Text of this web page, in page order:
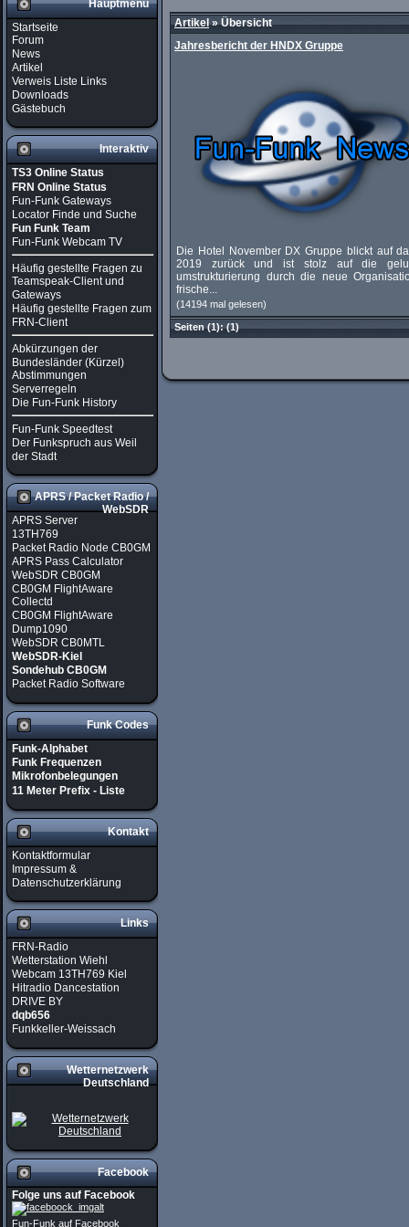
Hauptmenü
Startseite
Forum
News
Artikel
Verweis Liste Links
Downloads
Gästebuch
Interaktiv
TS3 Online Status
FRN Online Status
Fun-Funk Gateways
Locator Finde und Suche
Fun Funk Team
Fun-Funk Webcam TV
Häufig gestellte Fragen zu
Teamspeak-Client und
Gateways
Häufig gestellte Fragen zum
FRN-Client
Abkürzungen der
Bundesländer (Kürzel)
Abstimmungen
Serverregeln
Die Fun-Funk History
Fun-Funk Speedtest
Der Funkspruch aus Weil
der Stadt
APRS / Packet Radio /
WebSDR
APRS Server
13TH769
Packet Radio Node CB0GM
APRS Pass Calculator
WebSDR CB0GM
CB0GM FlightAware
Collectd
CB0GM FlightAware
Dump1090
WebSDR CB0MTL
WebSDR-Kiel
Sondehub CB0GM
Packet Radio Software
Funk Codes
Funk-Alphabet
Funk Frequenzen
Mikrofonbelegungen
11 Meter Prefix - Liste
Kontakt
Kontaktformular
Impressum &
Datenschutzerklärung
Links
FRN-Radio
Wetterstation Wiehl
Webcam 13TH769 Kiel
Hitradio Dancestation
DRIVE BY
dqb656
Funkkeller-Weissach
Wetternetzwerk
Deutschland
Facebook
Folge uns auf Facebook
Fun-Funk auf Facebook
Artikel»Übersicht
Jahresbericht der HNDX Gruppe
Die Hotel November DX Gruppe blickt auf
2019 zurück und ist stolz auf die
umstrukturierung durch die neue
frische...
(14194 mal gelesen)
Seiten(1):(1)